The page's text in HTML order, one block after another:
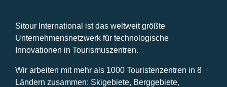
Sitour International ist das weltweit größte
Unternehmensnetzwerk für technologische
Innovationen in Tourismuszentren.
Wir arbeiten mit mehr als 1000 Touristenzentren in 8
Ländern zusammen: Skigebiete, Berggebiete,